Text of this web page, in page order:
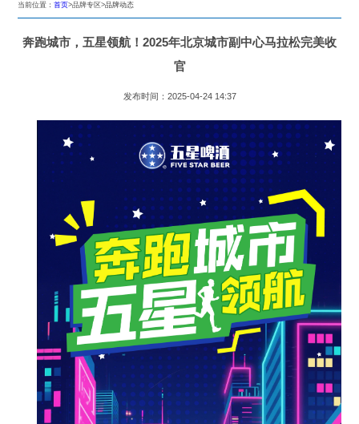
宣传资料下载
当前位置：首页>品牌专区>品牌动态
奔跑城市，五星领航！2025年北京城市副中心马拉松完美收
官
发布时间：2025-04-24 14:37